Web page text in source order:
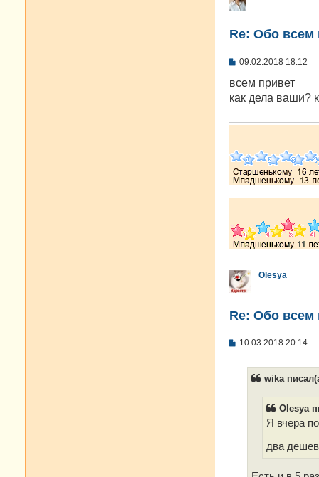
Re: Oбо всем
С
о
щ
н
09.02.2018 18:12
всем привет
как дела ваши?
Olesya
Re: Oбо всем
С10.03.2018 20:14
wika
Olesya
Я вчера
два